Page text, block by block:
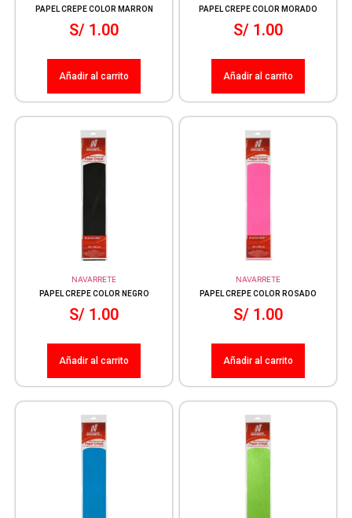
PAPEL CREPE COLOR MARRON
S/ 1.00
Añadir al carrito
PAPEL CREPE COLOR MORADO
S/ 1.00
Añadir al carrito
NAVARRETE
PAPEL CREPE COLOR NEGRO
S/ 1.00
Añadir al carrito
NAVARRETE
PAPEL CREPE COLOR ROSADO
S/ 1.00
Añadir al carrito